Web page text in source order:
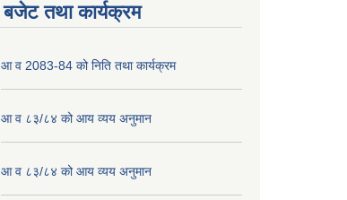
बजेट तथा कार्यक्रम
आ व 2083-84 को निति तथा कार्यक्रम
आ व ८३/८४ को आय व्यय अनुमान
आ व ८३/८४ को आय व्यय अनुमान